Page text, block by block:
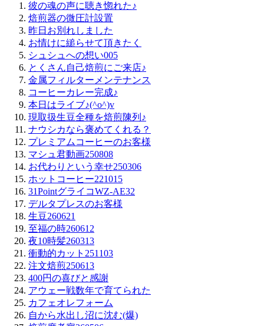
彼の魂の声に聴き惚れた♪
焙煎器の微圧計設置
昨日お別れしました
お情けに縋らせて頂きたく
シュシュへの想い005
とくさん自己焙煎にご来店♪
金属フィルターメンテナンス
コーヒーカレー完成♪
本日はライブ♪(^o^)v
現取扱生豆全種を焙煎陳列♪
ナウシカなら褒めてくれる？
プレミアムコーヒーのお客様
マシュ君動画250808
お代わりという幸せ250306
ホットコーヒー221015
31PointグライコWZ-AE32
デルタプレスのお客様
生豆260621
至福の時260612
夜10時髪260313
衝動的カット251103
注文焙煎250613
400円の喜びと感謝
アウェー戦数年で育てられた
カフェオレフォーム
自から水出し沼に沈む(爆)